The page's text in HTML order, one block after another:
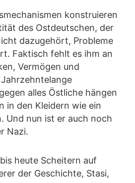
konstruieren
des Ostdeutschen, der
dazugehört, Probleme
Faktisch fehlt es ihm an
Vermögen und
alles Östliche hängen
in den Kleidern wie ein
Und nun ist er auch noch
Nazi.
heute Scheitern auf
der Geschichte, Stasi,